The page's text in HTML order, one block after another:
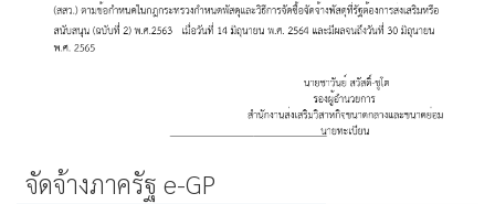
จัดจ้างภาครัฐ e-GP